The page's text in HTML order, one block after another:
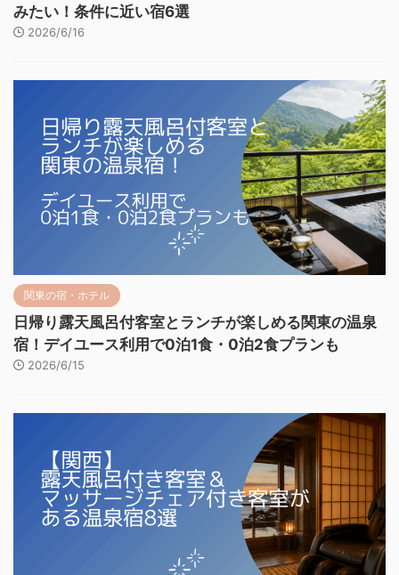
みたい！条件に近い宿6選
2026/6/16
関東の宿・ホテル
日帰り露天風呂付客室とランチが楽しめる関東の温泉
宿！デイユース利用で0泊1食・0泊2食プランも
2026/6/15